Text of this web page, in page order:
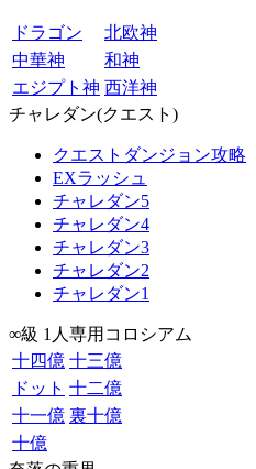
ドラゴン
北欧神
中華神
和神
エジプト神 西洋神
チャレダン(クエスト)
クエストダンジョン攻略
EXラッシュ
チャレダン5
チャレダン4
チャレダン3
チャレダン2
チャレダン1
∞級 1人専用コロシアム
十四億 十三億
ドット 十二億
十一億 裏十億
十億